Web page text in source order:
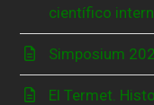
científico
Simposium
El Termet.